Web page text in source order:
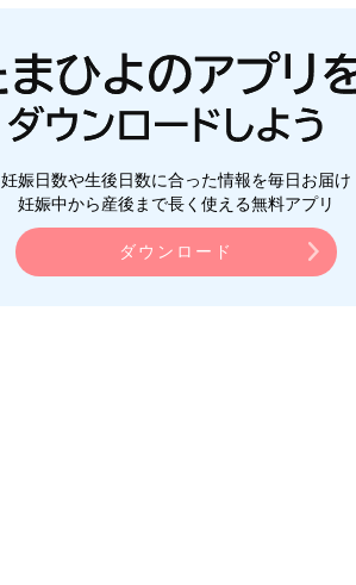
妊娠日数や生後日数に合った情報を毎日お届け
妊娠中から産後まで長く使える無料アプリ
ダウンロード